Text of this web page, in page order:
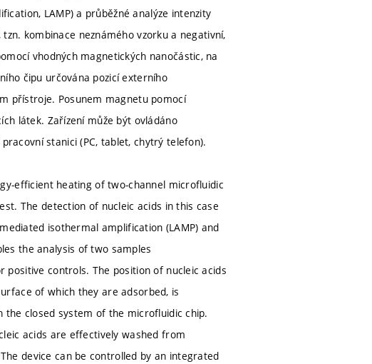
LAMP) a průběžné analýze intenzity
kombinace neznámého vzorku a negativní,
vhodných magnetických nanočástic, na
čipu určována pozicí externího
přístroje. Posunem magnetu pomocí
látek. Zařízení může být ovládáno
stanici (PC, tablet, chytrý telefon).
efficient heating of two-channel microfluidic
The detection of nucleic acids in this case
isothermal amplification (LAMP) and
the analysis of two samples
positive controls. The position of nucleic acids
of which they are adsorbed, is
closed system of the microfluidic chip.
acids are effectively washed from
device can be controlled by an integrated